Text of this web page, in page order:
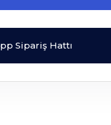
Sipariş Hattı